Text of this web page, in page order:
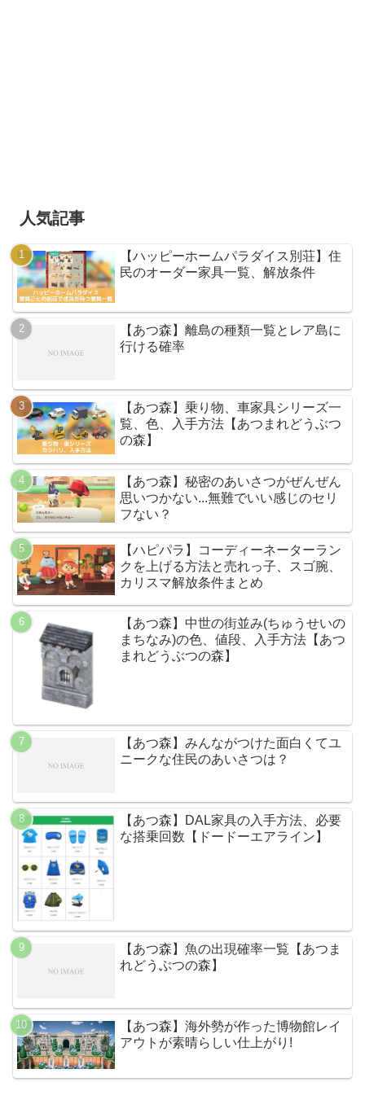
人気記事
【ハッピーホームパラダイス別荘】住
民のオーダー家具一覧、解放条件
【あつ森】離島の種類一覧とレア島に
行ける確率
【あつ森】乗り物、車家具シリーズ一
覧、色、入手方法【あつまれどうぶつ
の森】
【あつ森】秘密のあいさつがぜんぜん
思いつかない...無難でいい感じのセリ
フない？
【ハピパラ】コーディーネーターラン
クを上げる方法と売れっ子、スゴ腕、
カリスマ解放条件まとめ
【あつ森】中世の街並み(ちゅうせいの
まちなみ)の色、値段、入手方法【あつ
まれどうぶつの森】
【あつ森】みんながつけた面白くてユ
ニークな住民のあいさつは？
【あつ森】DAL家具の入手方法、必要
な搭乗回数【ドードーエアライン】
【あつ森】魚の出現確率一覧【あつま
れどうぶつの森】
【あつ森】海外勢が作った博物館レイ
アウトが素晴らしい仕上がり!